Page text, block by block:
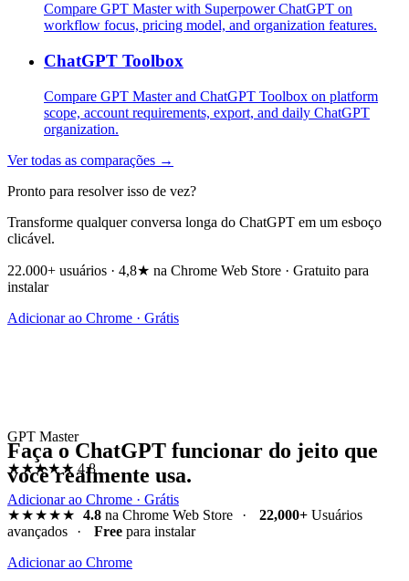
Compare GPT Master with Superpower ChatGPT on
workflow focus, pricing model, and organization features.
ChatGPT Toolbox
Compare GPT Master and ChatGPT Toolbox on platform
scope, account requirements, export, and daily ChatGPT
organization.
Ver todas as comparações →
Pronto para resolver isso de vez?
Transforme qualquer conversa longa do ChatGPT em um esboço
clicável.
22.000+ usuários · 4,8★ na Chrome Web Store · Gratuito para
instalar
Adicionar ao Chrome · Grátis
GPT Master
★★★★★ 4.8
Adicionar ao Chrome · Grátis
Faça o ChatGPT funcionar do jeito que
você realmente usa.
★★★★★ 4.8na Chrome Web Store · 22,000+Usuários
avançados
· Free para instalar
Adicionar ao Chrome